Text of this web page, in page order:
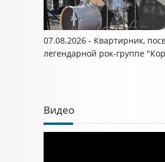
07.08.2026 - Квартирник,
легендарной рок-группе
Видео